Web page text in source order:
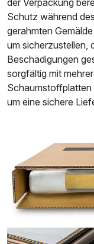
Schutz während
gerahmten
um sicherzustellen,
Beschädigungen
sorgfältig mit
um eine sichere